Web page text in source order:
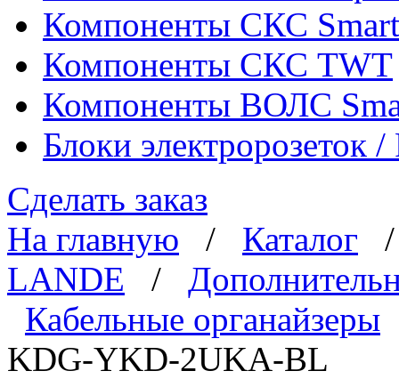
Компоненты СКС
Компоненты СКС TWT
Компоненты ВОЛС
Блоки электророзеток
Сделать заказ
На главную / Каталог
LANDE /
Кабельные органайзеры
KDG-YKD-2UKA-BL